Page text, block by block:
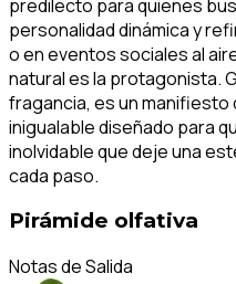
predilecto para quienes
personalidad dinámica y
o en eventos sociales al
natural es la protagonista.
fragancia, es un
inigualable diseñado para
inolvidable que deje una
cada paso.
Pirámide olfativa
Notas de Salida